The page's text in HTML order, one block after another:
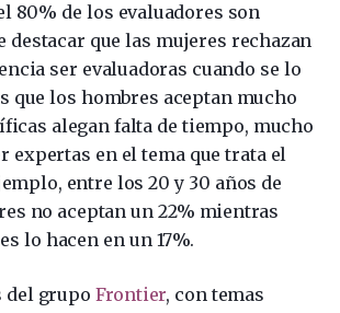
80% de los evaluadores son
destacar que las mujeres rechazan
ser evaluadoras cuando se lo
que los hombres aceptan mucho
alegan falta de tiempo, mucho
expertas en el tema que trata el
entre los 20 y 30 años de
no aceptan un 22% mientras
lo hacen en un 17%.
del grupo Frontier, con temas